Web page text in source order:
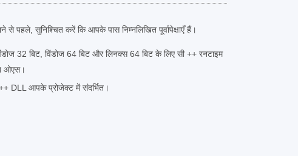
पहले, सुनिश्चित करें कि आपके पास निम्नलिखित पूर्वापेक्षाएँ हैं।
32 बिट, विंडोज 64 बिट और लिनक्स 64 बिट के लिए सी ++ रनटाइम
ओएस।
DLL आपके प्रोजेक्ट में संदर्भित।